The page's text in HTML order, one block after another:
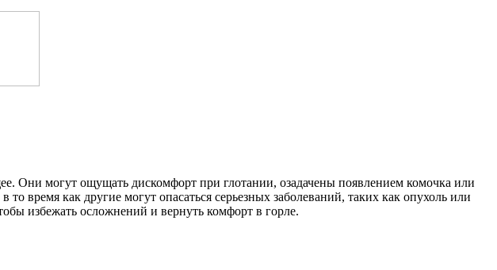
Они могут ощущать дискомфорт при глотании, озадачены появлением комочка или
время как другие могут опасаться серьезных заболеваний, таких как опухоль или
избежать осложнений и вернуть комфорт в горле.